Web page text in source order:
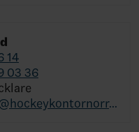
14
03 36
ingela.asplund@hockeykontornorr.se